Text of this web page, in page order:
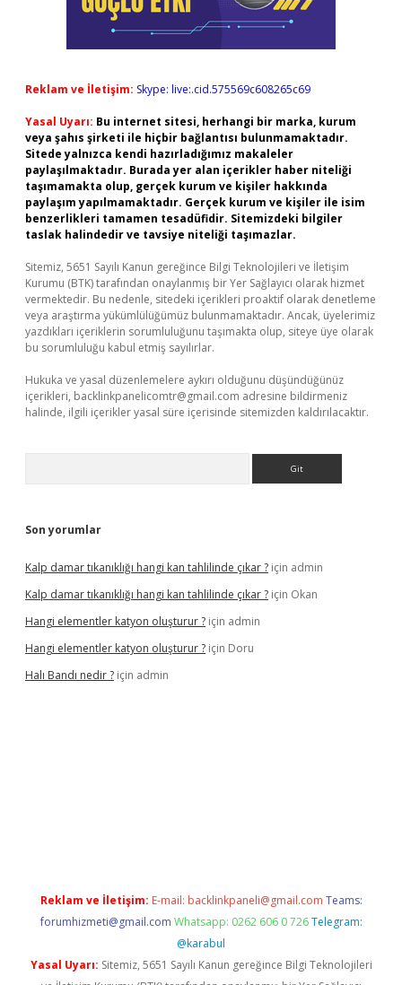
Reklam ve İletişim: Skype: live:.cid.575569c608265c69
Yasal Uyarı: Bu internet sitesi, herhangi bir marka, kurum
veya şahıs şirketi ile hiçbir bağlantısı bulunmamaktadır.
Sitede yalnızca kendi hazırladığımız makaleler
paylaşılmaktadır. Burada yer alan içerikler haber niteliği
taşımamakta olup, gerçek kurum ve kişiler hakkında
paylaşım yapılmamaktadır. Gerçek kurum ve kişiler ile isim
benzerlikleri tamamen tesadüfidir. Sitemizdeki bilgiler
taslak halindedir ve tavsiye niteliği taşımazlar.
Sitemiz, 5651 Sayılı Kanun gereğince Bilgi Teknolojileri ve İletişim
Kurumu (BTK) tarafından onaylanmış bir Yer Sağlayıcı olarak hizmet
vermektedir. Bu nedenle, sitedeki içerikleri proaktif olarak denetleme
veya araştırma yükümlülüğümüz bulunmamaktadır. Ancak, üyelerimiz
yazdıkları içeriklerin sorumluluğunu taşımakta olup, siteye üye olarak
bu sorumluluğu kabul etmiş sayılırlar.
Hukuka ve yasal düzenlemelere aykırı olduğunu düşündüğünüz
içerikleri, backlinkpanelicomtr@gmail.com adresine bildirmeniz
halinde, ilgili içerikler yasal süre içerisinde sitemizden kaldırılacaktır.
Son yorumlar
Kalp damar tıkanıklığı hangi kan tahlilinde çıkar ? için admin
Kalp damar tıkanıklığı hangi kan tahlilinde çıkar ? için Okan
Hangi elementler katyon oluşturur ? için admin
Hangi elementler katyon oluşturur ? için Doru
Halı Bandı nedir ? için admin
Reklam ve İletişim: E-mail: backlinkpaneli@gmail.com Teams:
forumhizmeti@gmail.com Whatsapp: 0262 606 0 726 Telegram:
@karabul
Yasal Uyarı: Sitemiz, 5651 Sayılı Kanun gereğince Bilgi Teknolojileri